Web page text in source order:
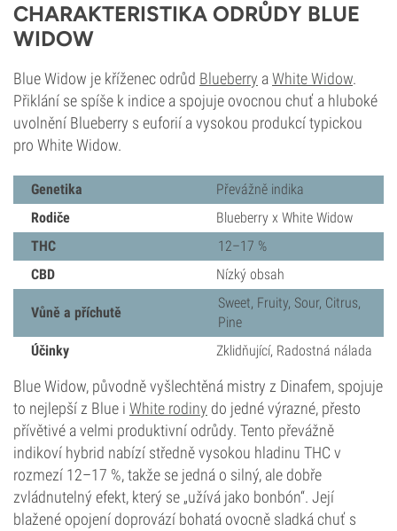
CHARAKTERISTIKA ODRŮDY BLUE
WIDOW
Blue Widow je kříženec odrůd Blueberry aWhite Widow.
Přiklání se spíše k indice a spojuje ovocnou chuť a hluboké
uvolnění Blueberry s euforií a vysokou produkcí typickou
pro White Widow.
Genetika
Převážně indika
Rodiče
Blueberry x White Widow
THC
12–17 %
CBD
Nízký obsah
Vůně a příchutě
Sweet, Fruity, Sour, Citrus,
Pine
Účinky
Zklidňující, Radostná nálada
Blue Widow, původně vyšlechtěná mistry z Dinafem, spojuje
to nejlepší z Blue i White rodiny do jedné výrazné, přesto
přívětivé a velmi produktivní odrůdy. Tento převážně
indikoví hybrid nabízí středně vysokou hladinu THC v
rozmezí 12–17 %, takže se jedná o silný, ale dobře
zvládnutelný efekt, který se „užívá jako bonbón“. Její
blažené opojení doprovází bohatá ovocně sladká chuť s